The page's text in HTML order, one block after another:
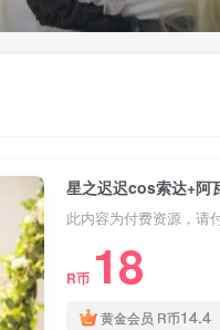
星之迟迟cos索达+阿
此内容为付费资源，请
R币 18
黄金会员 R币14.4